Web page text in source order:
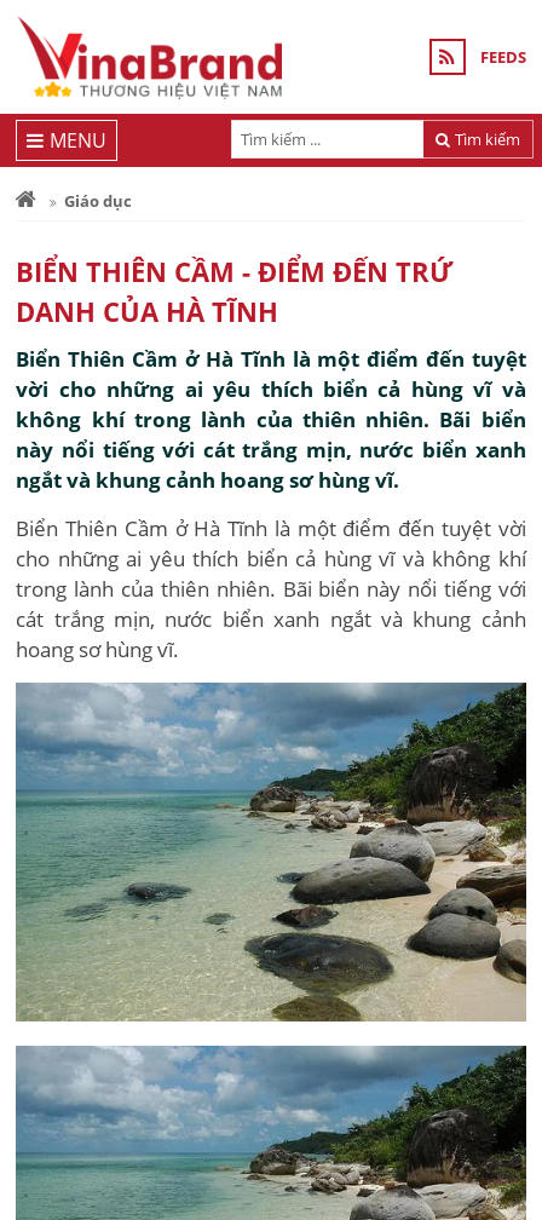
FEEDS
Tìm kiếm
MENU
Giáo dục
BIỂN THIÊN CẦM - ĐIỂM ĐẾN TRỨ
DANH CỦA HÀ TĨNH
Biển Thiên Cầm ở Hà Tĩnh là một điểm đến tuyệt
vời cho những ai yêu thích biển cả hùng vĩ và
không khí trong lành của thiên nhiên. Bãi biển
này nổi tiếng với cát trắng mịn, nước biển xanh
ngắt và khung cảnh hoang sơ hùng vĩ.
Biển Thiên Cầm ở Hà Tĩnh là một điểm đến tuyệt vời
cho những ai yêu thích biển cả hùng vĩ và không khí
trong lành của thiên nhiên. Bãi biển này nổi tiếng với
cát trắng mịn, nước biển xanh ngắt và khung cảnh
hoang sơ hùng vĩ.